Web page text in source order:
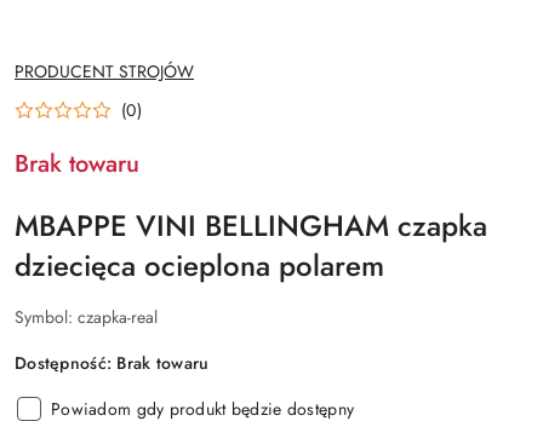
NAZWA
PRODUCENTA:
PRODUCENT STROJÓW
(0)
Brak towaru
MBAPPE VINI BELLINGHAM czapka
dziecięca ocieplona polarem
Symbol: czapka-real
Dostępność: Brak towaru
Powiadom gdy produkt będzie dostępny